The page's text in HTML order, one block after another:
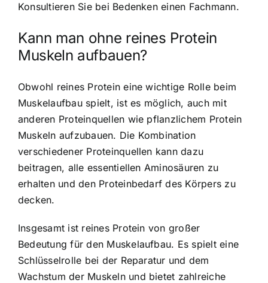
Konsultieren Sie bei Bedenken einen Fachmann.
Kann man ohne reines Protein
Muskeln aufbauen?
Obwohl reines Protein eine wichtige Rolle beim
Muskelaufbau spielt, ist es möglich, auch mit
anderen Proteinquellen wie pflanzlichem Protein
Muskeln aufzubauen. Die Kombination
verschiedener Proteinquellen kann dazu
beitragen, alle essentiellen Aminosäuren zu
erhalten und den Proteinbedarf des Körpers zu
decken.
Insgesamt ist reines Protein von großer
Bedeutung für den Muskelaufbau. Es spielt eine
Schlüsselrolle bei der Reparatur und dem
Wachstum der Muskeln und bietet zahlreiche